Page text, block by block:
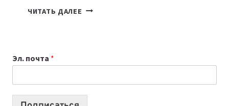
ЧИТАТЬ ДАЛЕЕ 7
СОЗДАВАТЬ
ПРОДУКТЫ
Эл. почта *